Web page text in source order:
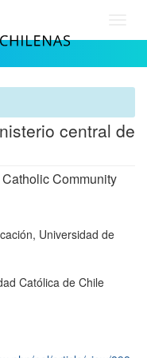
central de
Community
Universidad de
Católica de Chile